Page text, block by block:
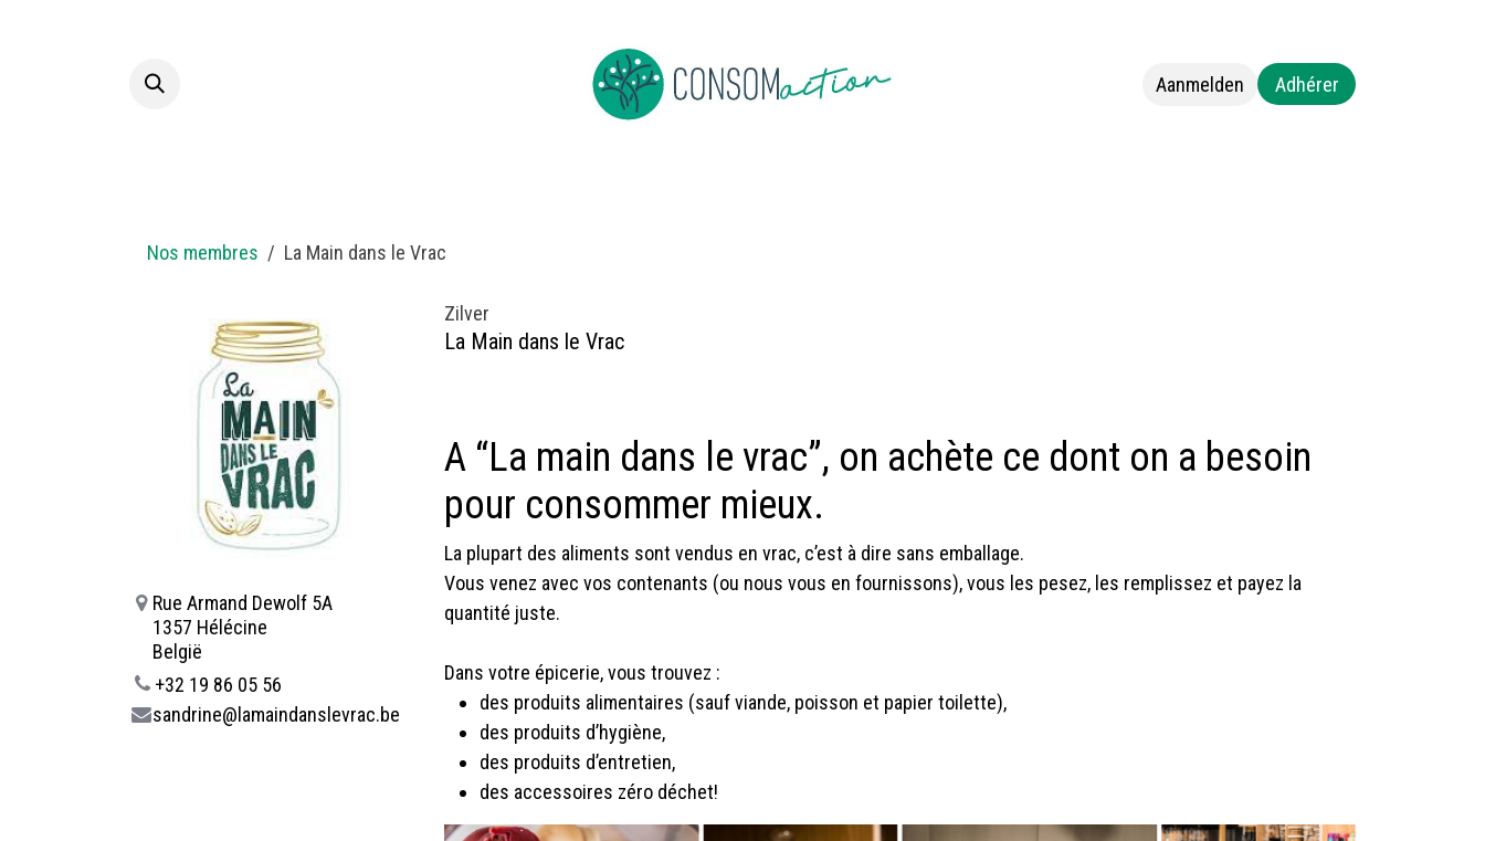
Aanmelden Adhérer
Nos membres La Main dans le Vrac
Rue Armand Dewolf 5A
1357 Hélécine
België
+32 19 86 05 56
sandrine@lamaindanslevrac.be
Zilver
La Main dans le Vrac
A “La main dans le vrac”, on achète ce dont on a besoin
pour consommer mieux.
La plupart des aliments sont vendus en vrac, c’est à dire sans emballage.
Vous venez avec vos contenants (ou nous vous en fournissons), vous les pesez, les remplissez et payez la
quantité juste.
Dans votre épicerie, vous trouvez :
des produits alimentaires (sauf viande, poisson et papier toilette),
des produits d’hygiène,
des produits d’entretien,
des accessoires zéro déchet!